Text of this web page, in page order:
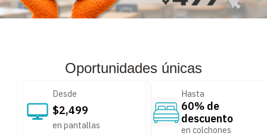
Oportunidades únicas
Desde
$2,499
en pantallas
Hasta
60% de
descuento
en colchones